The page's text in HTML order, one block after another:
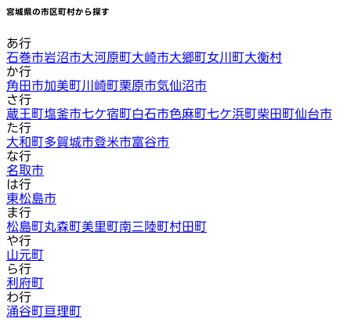
宮城県の市区町村から探す
あ行
石巻市岩沼市大河原町大崎市大郷町女川町大衡村
か行
角田市加美町川崎町栗原市気仙沼市
さ行
蔵王町塩釜市七ケ宿町白石市色麻町七ケ浜町柴田町仙台市
た行
大和町多賀城市登米市富谷市
な行
名取市
は行
東松島市
ま行
松島町丸森町美里町南三陸町村田町
や行
山元町
ら行
利府町
わ行
涌谷町亘理町